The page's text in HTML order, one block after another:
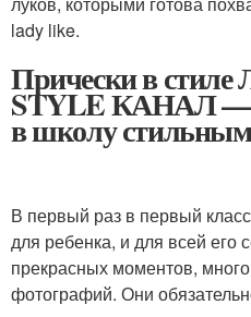
lady like.
Прически в стиле
STYLE КАНАЛ —
в школу
В первый раз в первый
для ребенка, и для всей его
прекрасных моментов,
фотографий. Они